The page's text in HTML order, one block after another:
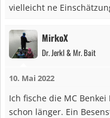
vielleicht ne
MirkoX
Dr. Jerkl & Mr. Bait
10. Mai 2022
Ich fische die MC
schon länger. Ein